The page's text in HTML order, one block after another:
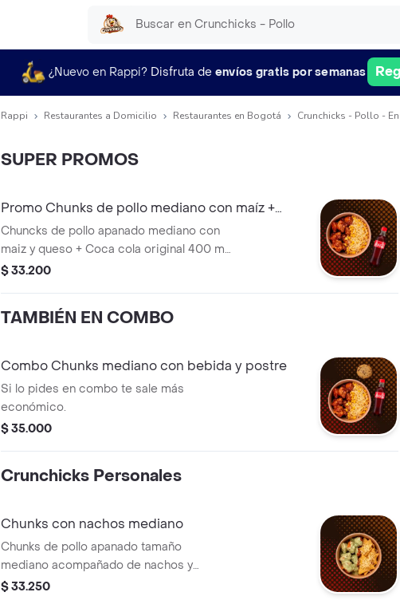
¿Nuevo en Rappi? Disfruta de envíos gratis por semanas
Rappi Restaurantes a Domicilio Restaurantes en Bogotá Crunchicks - Pollo -
SUPER PROMOS
Promo Chunks de pollo mediano con maíz +
bebida.
Chuncks de pollo apanado mediano con
maiz y queso + Coca cola original 400 ml.
Acompañado de una salsa a elección.
$ 33.200
TAMBIÉN EN COMBO
Combo Chunks mediano con bebida y postre
Si lo pides en combo te sale más
económico.
$ 35.000
Crunchicks Personales
Chunks con nachos mediano
Chunks de pollo apanado tamaño
mediano acompañado de nachos y
queso.
$ 33.250